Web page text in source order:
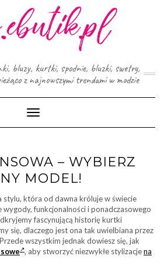
bluzy, kurtki, spodnie, bluzki, swetry,
z najnowszymi trendami w modzie
Toggle
Navigation
– WYBIERZ
MODEL!
stylu, która od dawna króluje w świecie
wygody, funkcjonalności i ponadczasowego
fascynującą historię kurtki
się, dlaczego jest ona tak uwielbiana przez
wszystkim jednak dowiesz się, jak
, aby stworzyć niezwykłe stylizacjena